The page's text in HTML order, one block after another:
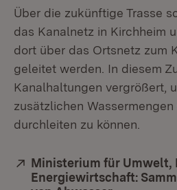
Über die zukünftige Trasse
das Kanalnetz in Kirchheim
dort über das Ortsnetz zum
geleitet wer­den. In diesem
Kanalhaltungen vergrößert,
zusätzlichen
durchleiten zu können.
Extern:
Ministerium für Umwelt,
Energiewirtschaft: